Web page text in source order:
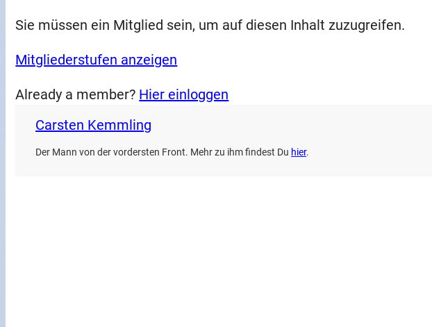
Sie müssen ein Mitglied sein, um auf diesen Inhalt zuzugreifen.
Mitgliederstufen anzeigen
Already a member? Hier einloggen
Carsten Kemmling
Der Mann von der vordersten Front. Mehr zu ihm findest Du hier.